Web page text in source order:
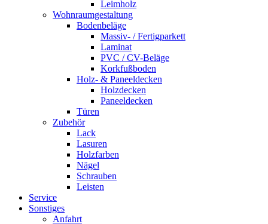
Leimholz
Wohnraumgestaltung
Bodenbeläge
Massiv- / Fertigparkett
Laminat
PVC / CV-Beläge
Korkfußboden
Holz- & Paneeldecken
Holzdecken
Paneeldecken
Türen
Zubehör
Lack
Lasuren
Holzfarben
Nägel
Schrauben
Leisten
Service
Sonstiges
Anfahrt